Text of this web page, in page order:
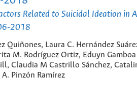
Related to Suicidal Ideation in
2018
Quiñones, Laura C. Hernández
M. Rodríguez Ortiz, Eduyn
Claudia M Castrillo Sánchez,
Pinzón Ramírez